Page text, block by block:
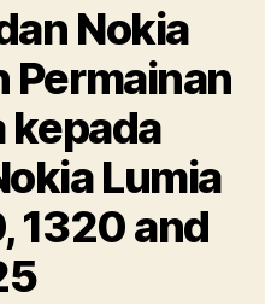
Nokia
Permainan
kepada
Lumia
1320 and